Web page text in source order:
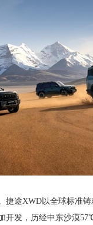
捷途XWD以全球标准
开发，历经中东沙漠